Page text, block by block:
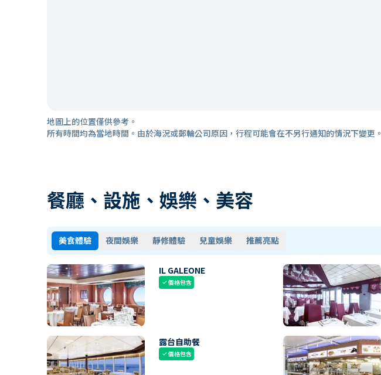
地圖上的位置僅供參考。
所有時間均為當地時間。由於海況或郵輪公司原因，行程可能會在不另行通知的情況下變更。
餐廳、設施、娛樂、美容
美食體驗 夜間娛樂 靜修體驗 兒童娛樂 推薦亮點
IL GALEONE
check價格包含
露台自助餐
check價格包含